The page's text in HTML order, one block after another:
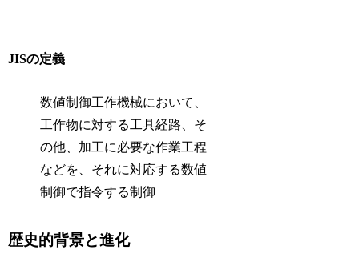
JISの定義
数値制御工作機械において、
工作物に対する工具経路、そ
の他、加工に必要な作業工程
などを、それに対応する数値
制御で指令する制御
歴史的背景と進化